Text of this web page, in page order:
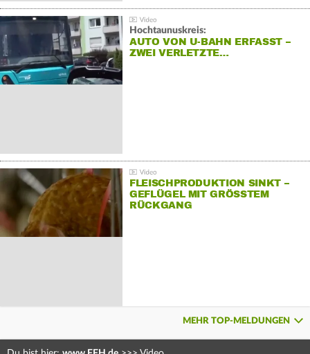
Hochtaunuskreis:
AUTO VON U-BAHN ERFASST –
ZWEI VERLETZTE…
FLEISCHPRODUKTION SINKT –
GEFLÜGEL MIT GRÖSSTEM R
ÜCKGANG
MEHR TOP-MELDUNGEN